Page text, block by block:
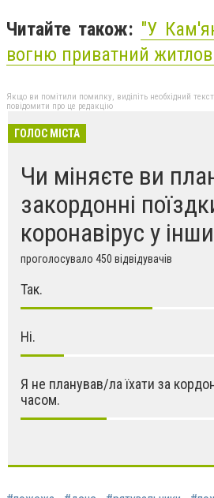
Читайте також: "У
вогню приватний
Якщо ви помітили помилку, виділіть необхідний
повідомити про це редакцію
ГОЛОС МІСТА
Чи міняєте ви
закордонні
коронавірус у
проголосувало 450 відвідувачів
Так.
Ні.
Я не планував/ла їхати за
часом.